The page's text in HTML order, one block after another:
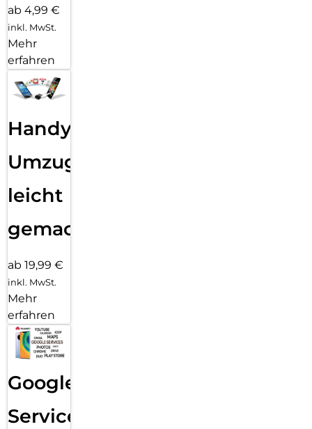
ab 4,99 €
inkl. MwSt.
Mehr
erfahren
Handy
Umzug
leicht
gemacht!
ab 19,99 €
inkl. MwSt.
Mehr
erfahren
Google
Services